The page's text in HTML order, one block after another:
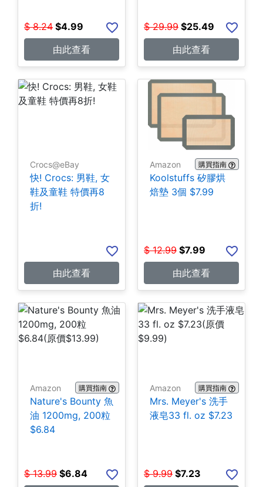
$ 8.24 $4.99
由此查看
$ 29.99 $25.49
由此查看
Crocs@eBay
快! Crocs: 男鞋, 女
鞋及童鞋 特價再8
折!
由此查看
Amazon 購買指南
Koolstuffs 矽膠烘
焙墊 3個 $7.99
$ 12.99 $7.99
由此查看
Amazon 購買指南
Nature's Bounty 魚
油 1200mg, 200粒
$6.84
$ 13.99 $6.84
Amazon 購買指南
Mrs. Meyer's 洗手
液皂33 fl. oz $7.23
$ 9.99 $7.23